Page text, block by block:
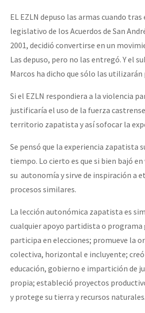
EL EZLN depuso las armas cuando tras
legislativo de los Acuerdos de San
2001, decidió convertirse en un
Las depuso, pero no las entregó. Y el
Marcos ha dicho que sólo las utilizarán
Si el EZLN respondiera a la violencia
justificaría el uso de la fuerza
territorio zapatista y así sofocar la
Se pensó que la experiencia zapatista
tiempo. Lo cierto es que si bien bajó
su autonomía y sirve de inspiración a
procesos similares.
La lección autonómica zapatista es
cualquier apoyo partidista o
participa en elecciones; promueve la
colectiva, horizontal e incluyente;
educación, gobierno e impartición de
propia; estableció proyectos
y protege su tierra y recursos naturales.